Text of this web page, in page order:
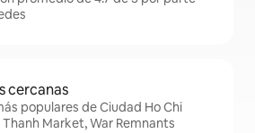
cercanas
populares de Ciudad Ho Chi
Thanh Market, War Remnants